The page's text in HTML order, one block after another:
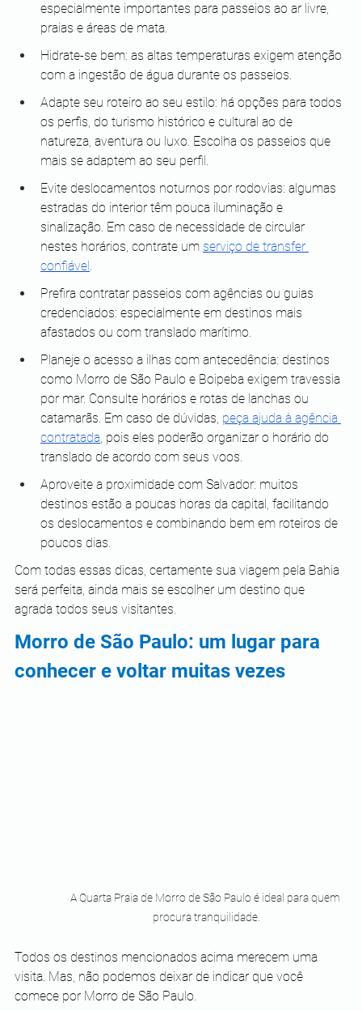
especialmente importantes para passeios ao ar livre,
praias e áreas de mata.
Hidrate-se bem: as altas temperaturas exigem atenção
com a ingestão de água durante os passeios.
Adapte seu roteiro ao seu estilo: há opções para todos
os perfis, do turismo histórico e cultural ao de
natureza, aventura ou luxo. Escolha os passeios que
mais se adaptem ao seu perfil.
Evite deslocamentos noturnos por rodovias: algumas
estradas do interior têm pouca iluminação e
sinalização. Em caso de necessidade de circular
nestes horários, contrate um serviço de transfer
confiável .
Prefira contratar passeios com agências ou guias
credenciados: especialmente em destinos mais
afastados ou com translado marítimo.
Planeje o acesso a ilhas com antecedência: destinos
como Morro de São Paulo e Boipeba exigem travessia
por mar. Consulte horários e rotas de lanchas ou
catamarãs. Em caso de dúvidas, peça ajuda à agência
contratada, pois eles poderão organizar o horário do
translado de acordo com seus voos.
Aproveite a proximidade com Salvador: muitos
destinos estão a poucas horas da capital, facilitando
os deslocamentos e combinando bem em roteiros de
poucos dias.
Com todas essas dicas, certamente sua viagem pela Bahia
será perfeita, ainda mais se escolher um destino que
agrada todos seus visitantes.
Morro de São Paulo: um lugar para
conhecer e voltar muitas vezes
A Quarta Praia de Morro de São Paulo é ideal para quem
procura tranquilidade.
Todos os destinos mencionados acima merecem uma
visita. Mas, não podemos deixar de indicar que você
comece por Morro de São Paulo.